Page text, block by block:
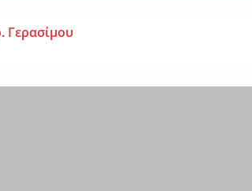
Γερασίμου
τη σκαλωσιά